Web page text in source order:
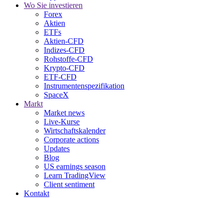
Wo Sie investieren
Forex
Aktien
ETFs
Aktien-CFD
Indizes-CFD
Rohstoffe-CFD
Krypto-CFD
ETF-CFD
Instrumentenspezifikation
SpaceX
Markt
Market news
Live-Kurse
Wirtschaftskalender
Corporate actions
Updates
Blog
US earnings season
Learn TradingView
Client sentiment
Kontakt